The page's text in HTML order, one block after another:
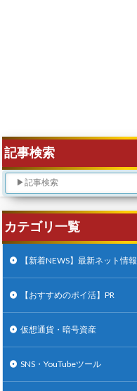
記事検索
カテゴリ一覧
【新着NEWS】最新ネット情報
【おすすめのポイ活】PR
仮想通貨・暗号資産
SNS・YouTubeツール